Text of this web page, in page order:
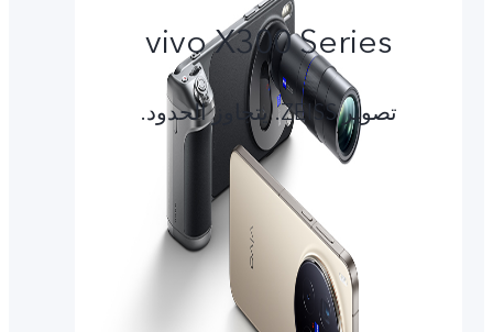
vivo X300 Series
تصوير ZEISS. يتجاوز الحدود.